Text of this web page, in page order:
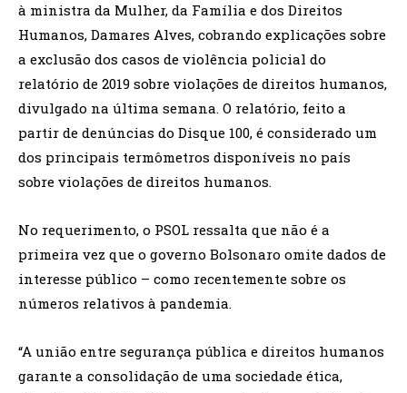
à ministra da Mulher, da Família e dos Direitos
Humanos, Damares Alves, cobrando explicações sobre
a exclusão dos casos de violência policial do
relatório de 2019 sobre violações de direitos humanos,
divulgado na última semana. O relatório, feito a
partir de denúncias do Disque 100, é considerado um
dos principais termômetros disponíveis no país
sobre violações de direitos humanos.
No requerimento, o PSOL ressalta que não é a
primeira vez que o governo Bolsonaro omite dados de
interesse público – como recentemente sobre os
números relativos à pandemia.
“A união entre segurança pública e direitos humanos
garante a consolidação de uma sociedade ética,